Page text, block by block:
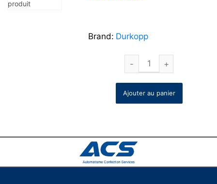
Brand: Durkopp
Ajouter au panier